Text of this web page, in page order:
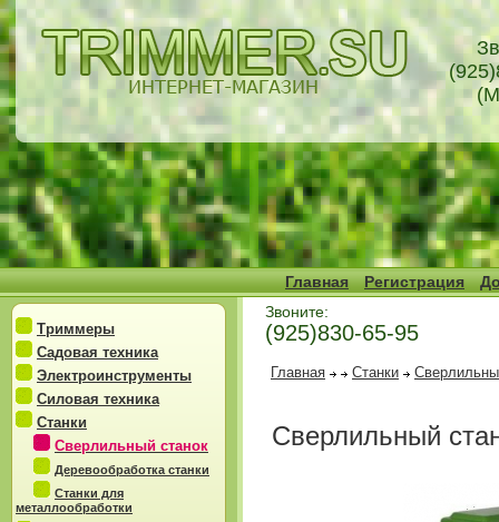
Главная Регистрация
Триммеры
Садовая техника
Электроинструменты
Силовая техника
Станки
Сверлильный станок
Деревообработка станки
Станки для
металлообработки
Звоните:
(925)830-65-95
Главная Станки
Сверлильный